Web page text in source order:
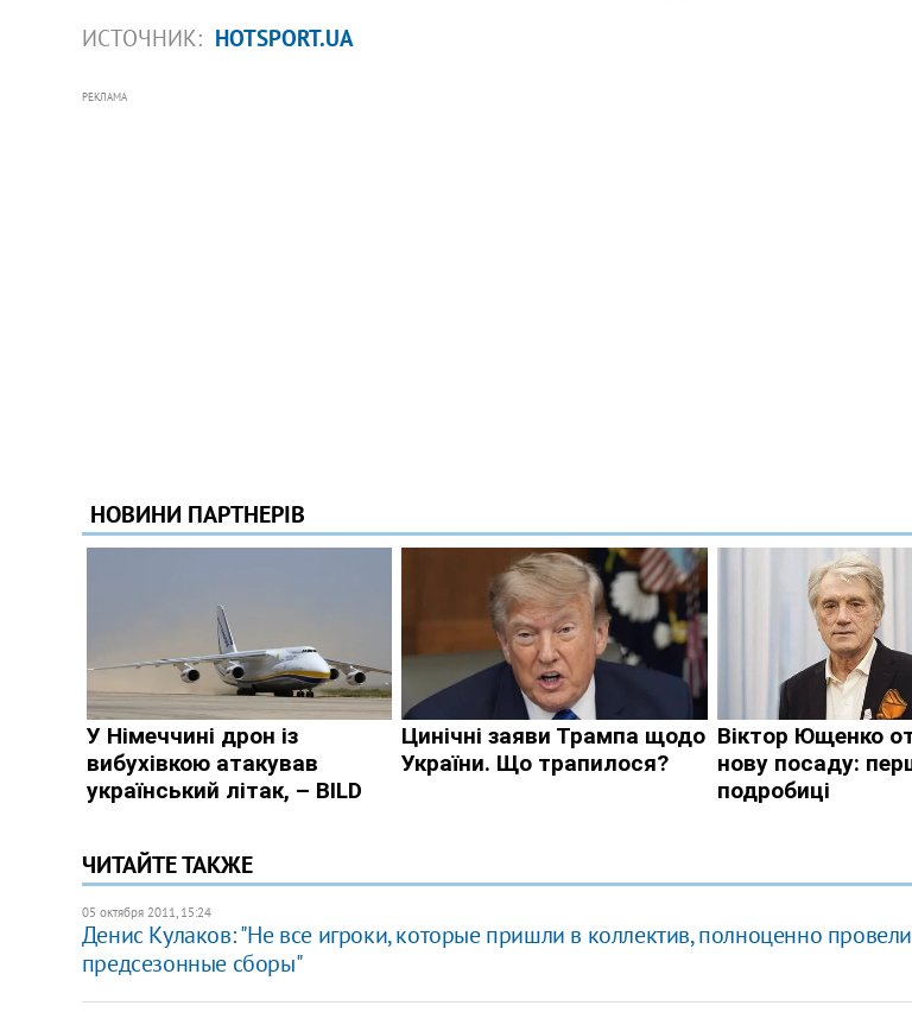
ИСТОЧНИК: HOTSPORT.UA
РЕКЛАМА
ЧИТАЙТЕ ТАКЖЕ
05 октября 2011, 15:24
Денис Кулаков: "Не все игроки, которые пришли в коллектив, полноценно провели
предсезонные сборы"